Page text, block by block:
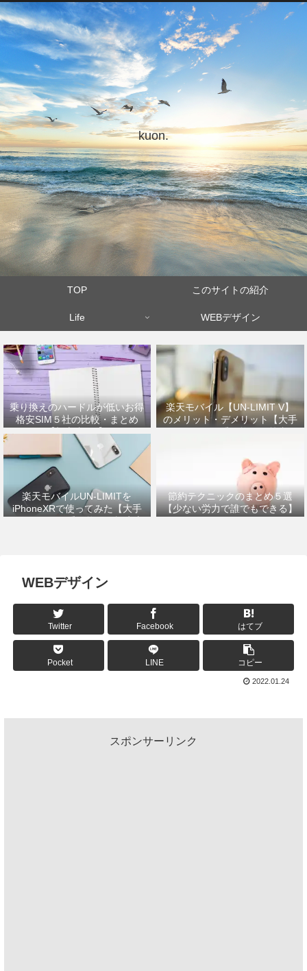
kuon.
TOP このサイトの紹介
Life WEBデザイン
乗り換えのハードルが低いお得
格安SIM５社の比較・まとめ
【初心者OK】
楽天モバイル【UN-LIMIT V】
のメリット・デメリット【大手
楽天モバイルUN-LIMITを
iPhoneXRで使ってみた【大手
キャリアから乗り換えの設定方
節約テクニックのまとめ５選
【少ない労力で誰でもできる】
WEBデザイン
Twitter Facebook はてブ
Pocket LINE コピー
2022.01.24
スポンサーリンク